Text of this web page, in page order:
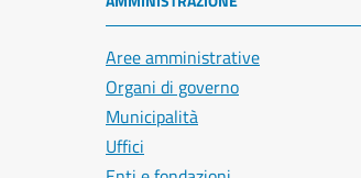
Aree amministrative
Organi di governo
Municipalità
Uffici